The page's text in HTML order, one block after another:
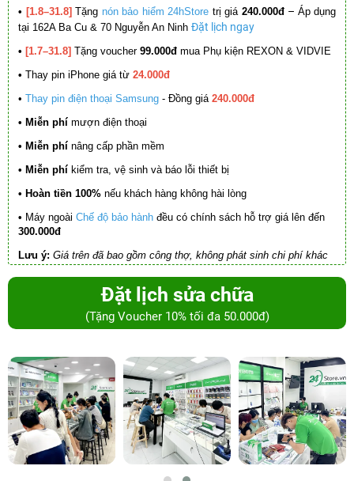
• [1.8–31.8] Tặng nón bảo hiểm 24hStore trị giá 240.000đ – Áp dụng
tại 162A Ba Cu & 70 Nguyễn An Ninh Đặt lịch ngay
• [1.7–31.8] Tặng voucher 99.000đ mua Phụ kiện REXON & VIDVIE
• Thay pin iPhone giá từ 24.000đ
• Thay pin điện thoại Samsung - Đồng giá 240.000đ
• Miễn phí mượn điện thoại
• Miễn phí nâng cấp phần mềm
• Miễn phí kiểm tra, vệ sinh và báo lỗi thiết bị
• Hoàn tiền 100% nếu khách hàng không hài lòng
• Máy ngoài Chế độ bảo hành đều có chính sách hỗ trợ giá lên đến
300.000đ
Lưu ý: Giá trên đã bao gồm công thợ, không phát sinh chi phí khác
Đặt lịch sửa chữa
(Tặng Voucher 10% tối đa 50.000đ)